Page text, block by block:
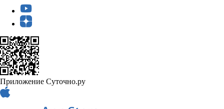
Приложение Суточно.ру